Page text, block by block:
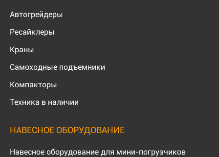
Автогрейдеры
Ресайклеры
Краны
Самоходные подъемники
Компакторы
Техника в наличии
НАВЕСНОЕ ОБОРУДОВАНИЕ
Навесное оборудование для мини-погрузчиков